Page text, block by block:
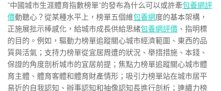
“中國城市生涯體育指數榜單”的發布為什么可以或許牽包養網評
價動聽心？從某種水平上，榜單五個維包養網度的基本架構，
正施展批示棒感化，給城市成長供給思緒包養網評價 、指明標
的目的。例如，驅動力榜單追蹤關心城市經濟範圍、東西的品
質與活氣；支持力榜單從宜居周遭的狀況、舉措措施、本錢、
保證的角度剖析城市的宜居前提；焦點力榜單追蹤關心城市體
育主體、體育客體和體育財產情形；吸引力榜單站在城市居平
易近的自我認知、辦事認知和抽像認知長進行剖析；連續力榜